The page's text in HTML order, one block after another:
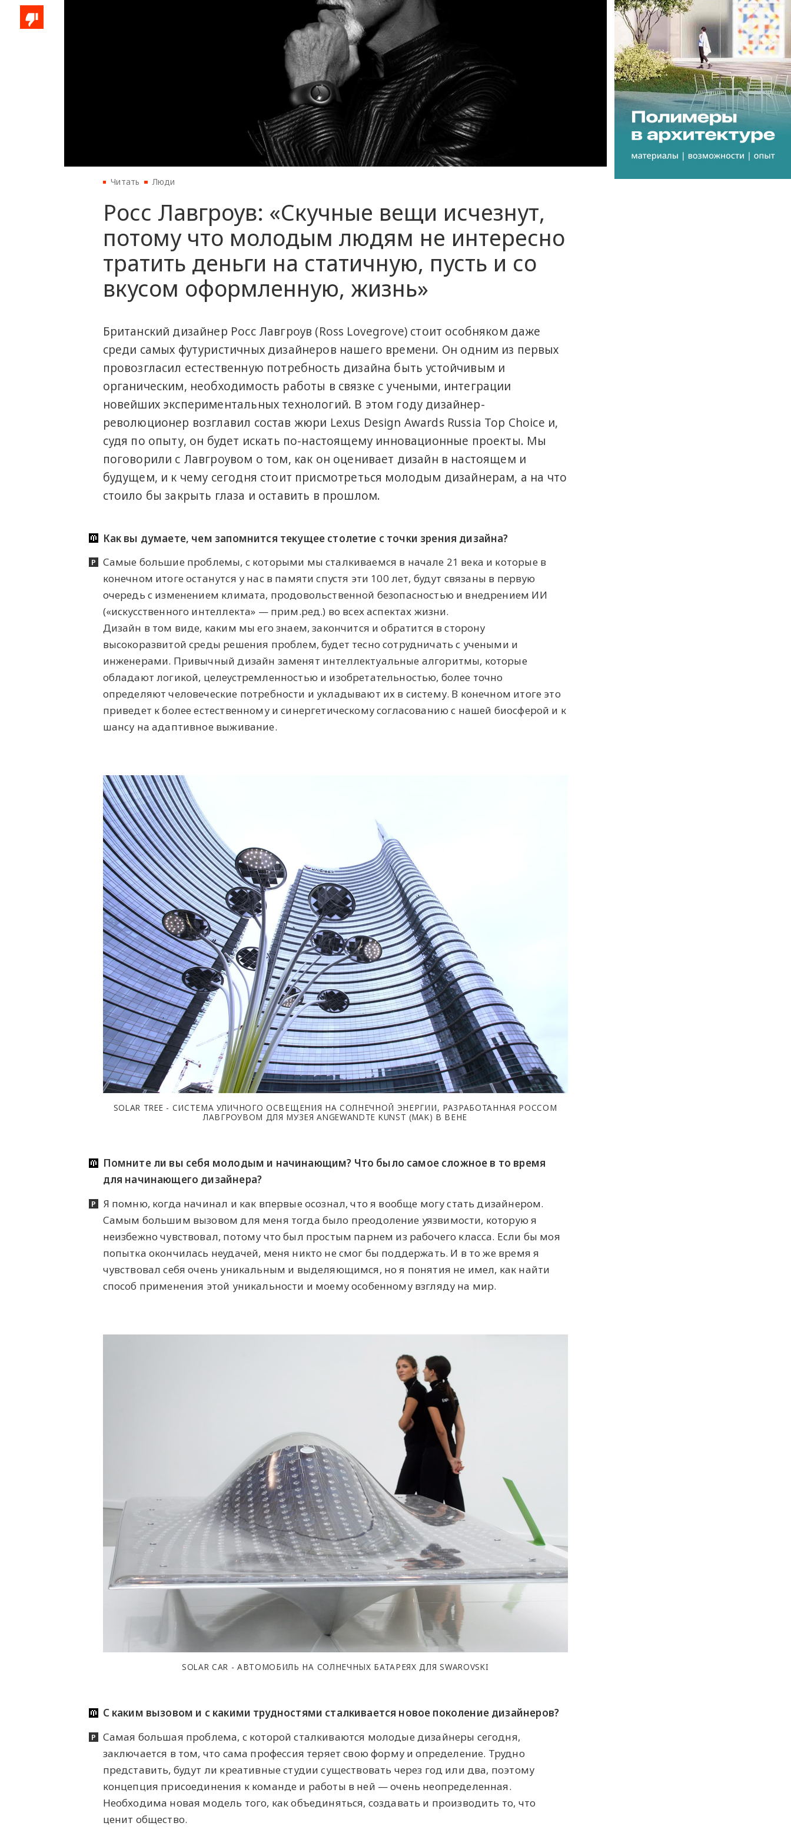
Читать Люди
Росс Лавгроув: «Скучные вещи исчезнут,
потому что молодым людям не интересно
тратить деньги на статичную, пусть и со
вкусом оформленную, жизнь»
Британский дизайнер Росс Лавгроув (Ross Lovegrove) стоит особняком даже
среди самых футуристичных дизайнеров нашего времени. Он одним из первых
провозгласил естественную потребность дизайна быть устойчивым и
органическим, необходимость работы в связке с учеными, интеграции
новейших экспериментальных технологий. В этом году дизайнер-
революционер возглавил состав жюри Lexus Design Awards Russia Top Choice и,
судя по опыту, он будет искать по-настоящему инновационные проекты. Мы
поговорили с Лавгроувом о том, как он оценивает дизайн в настоящем и
будущем, и к чему сегодня стоит присмотреться молодым дизайнерам, а на что
стоило бы закрыть глаза и оставить в прошлом.
Как вы думаете, чем запомнится текущее столетие с точки зрения дизайна?
Самые большие проблемы, с которыми мы сталкиваемся в начале 21 века и которые в
конечном итоге останутся у нас в памяти спустя эти 100 лет, будут связаны в первую
очередь с изменением климата, продовольственной безопасностью и внедрением ИИ
(«искусственного интеллекта» — прим.ред.) во всех аспектах жизни.
Дизайн в том виде, каким мы его знаем, закончится и обратится в сторону
высокоразвитой среды решения проблем, будет тесно сотрудничать с учеными и
инженерами. Привычный дизайн заменят интеллектуальные алгоритмы, которые
обладают логикой, целеустремленностью и изобретательностью, более точно
определяют человеческие потребности и укладывают их в систему. В конечном итоге это
приведет к более естественному и синергетическому согласованию с нашей биосферой и к
шансу на адаптивное выживание.
SOLAR TREE - СИСТЕМА УЛИЧНОГО ОСВЕЩЕНИЯ НА СОЛНЕЧНОЙ ЭНЕРГИИ, РАЗРАБОТАННАЯ РОССОМ
ЛАВГРОУВОМ ДЛЯ МУЗЕЯ ANGEWANDTE KUNST (MAK) В ВЕНЕ
Помните ли вы себя молодым и начинающим? Что было самое сложное в то время
для начинающего дизайнера?
Я помню, когда начинал и как впервые осознал, что я вообще могу стать дизайнером.
Самым большим вызовом для меня тогда было преодоление уязвимости, которую я
неизбежно чувствовал, потому что был простым парнем из рабочего класса. Если бы моя
попытка окончилась неудачей, меня никто не смог бы поддержать. И в то же время я
чувствовал себя очень уникальным и выделяющимся, но я понятия не имел, как найти
способ применения этой уникальности и моему особенному взгляду на мир.
SOLAR CAR - АВТОМОБИЛЬ НА СОЛНЕЧНЫХ БАТАРЕЯХ ДЛЯ SWAROVSKI
С каким вызовом и с какими трудностями сталкивается новое поколение дизайнеров?
Самая большая проблема, с которой сталкиваются молодые дизайнеры сегодня,
заключается в том, что сама профессия теряет свою форму и определение. Трудно
представить, будут ли креативные студии существовать через год или два, поэтому
концепция присоединения к команде и работы в ней — очень неопределенная.
Необходима новая модель того, как объединяться, создавать и производить то, что
ценит общество.